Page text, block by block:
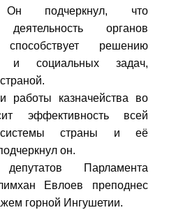
Он подчеркнул, что
органов
способствует решению
и социальных задач,
работы казначейства во
эффективность всей
системы страны и её
он.
Парламента
Евлоев преподнес
горной Ингушетии.